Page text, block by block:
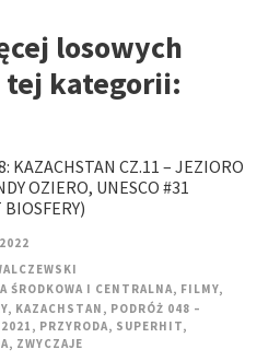
losowych
tej kategorii:
KAZACHSTAN CZ.11 – JEZIORO
OZIERO, UNESCO #31
ŚRODKOWA I CENTRALNA, FILMY,
, KAZACHSTAN , PODRÓŻ 048 –
, PRZYRODA, SUPERHIT,
, ZWYCZAJE